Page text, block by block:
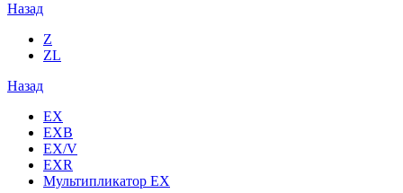
Назад
Z
ZL
Назад
EX
EXB
EX/V
EXR
Мультипликатор EX